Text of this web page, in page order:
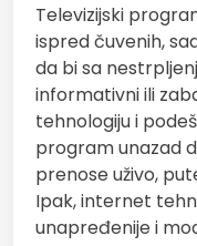
Televizijski
ispred čuvenih,
da bi sa
informativni ili
tehnologiju i
program unazad
prenose uživo,
Ipak, internet
unapređenije i